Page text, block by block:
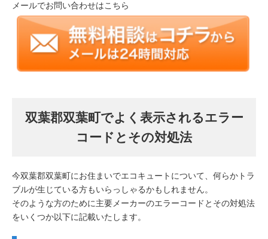
メールでお問い合わせはこちら
双葉郡双葉町でよく表示されるエラー
コードとその対処法
今双葉郡双葉町にお住まいでエコキュートについて、何らかトラ
ブルが生じている方もいらっしゃるかもしれません。
そのような方のために主要メーカーのエラーコードとその対処法
をいくつか以下に記載いたします。